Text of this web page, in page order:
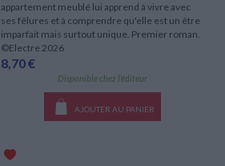
appartement meublé lui apprend à vivre avec
ses fêlures et à comprendre qu'elle est un être
imparfait mais surtout unique. Premier roman.
©Electre 2026
8,70 €
Disponible chez l'éditeur
AJOUTER AU PANIER